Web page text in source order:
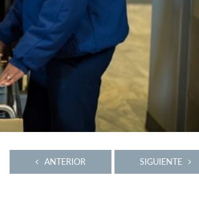
SIGUIENTE
ANTERIOR